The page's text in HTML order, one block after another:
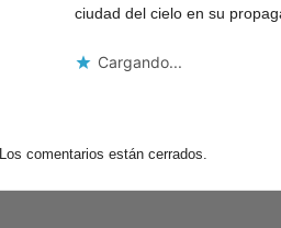
ciudad del cielo en su
Cargando...
Los comentarios están cerrados.